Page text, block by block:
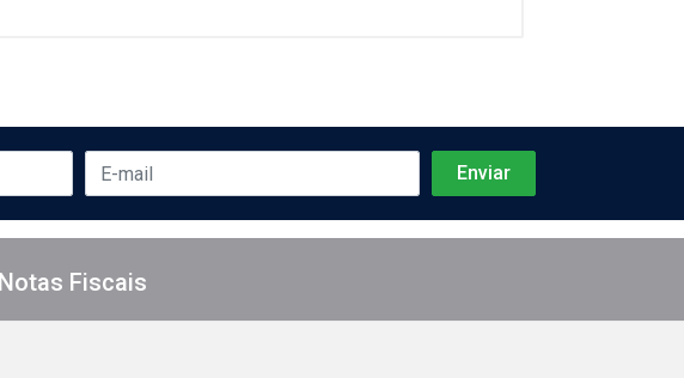
Notas Fiscais